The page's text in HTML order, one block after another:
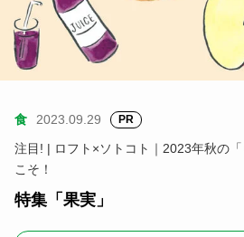
食 2023.09.29 PR
注目! | ロフト×ソトコト｜2023年秋の
こそ！
特集「果実」